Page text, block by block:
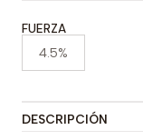
FUERZA
4.5%
DESCRIPCIÓN